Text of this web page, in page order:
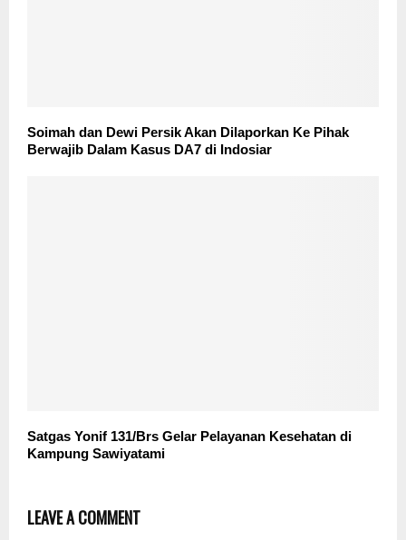
Soimah dan Dewi Persik Akan Dilaporkan Ke Pihak
Berwajib Dalam Kasus DA7 di Indosiar
Satgas Yonif 131/Brs Gelar Pelayanan Kesehatan di
Kampung Sawiyatami
LEAVE A COMMENT